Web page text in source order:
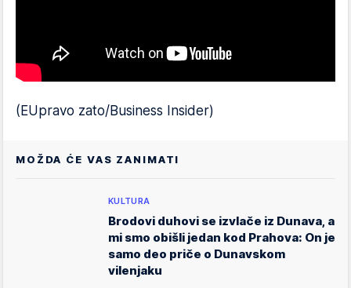
(EUpravo zato/Business Insider)
MOŽDA ĆE VAS ZANIMATI
KULTURA
Brodovi duhovi se izvlače iz Dunava, a
mi smo obišli jedan kod Prahova: On je
samo deo priče o Dunavskom
vilenjaku